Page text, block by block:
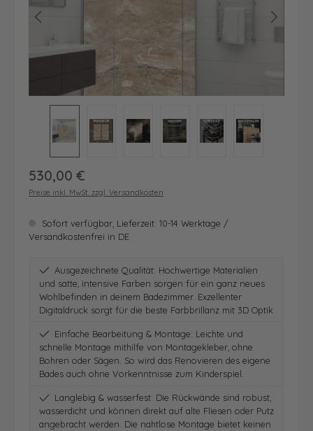
Regulärer Preis:
530,00 €
Preise inkl. MwSt. zzgl. Versandkosten
Sofort verfügbar, Lieferzeit: 10-14 Werktage /
Versandkostenfrei in DE
Ausgezeichnete Qualität: Hochwertige Materialien
und satte, intensive Farben sorgen für ein ganz neues
Wohlbefinden in deinem Badezimmer. Exzellenter
Digitaldruck sorgt für die beste Farbbrillanz mit 3D Optik
Einfache Bearbeitung & Montage: Leichte und
schnelle Montage mithilfe von Montagekleber, ohne
Bohren oder Sägen. So wird das Renovieren des eigene
Bades auch ohne Vorkenntnisse zum Kinderspiel.
Langlebig & wasserfest: Die Rückwände sind robust,
wasserdicht und können direkt auf alte Fliesen oder Putz
angebracht werden. Die nahtlose Montage bietet keinen